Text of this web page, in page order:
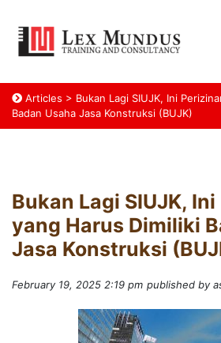
Articles > Bukan Lagi SIUJK, Ini
Badan Usaha Jasa Konstruksi (BUJK)
Bukan Lagi SIUJK,
yang Harus Dimiliki
Jasa Konstruksi
February 19, 2025 2:19 pm published by